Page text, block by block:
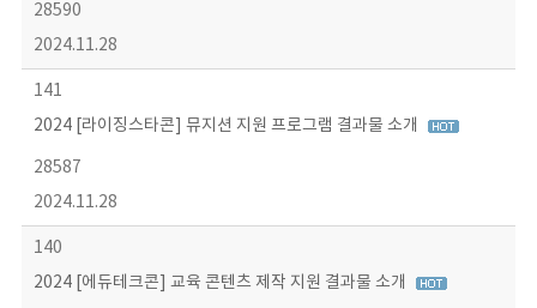
28590
2024.11.28
141
2024 [라이징스타콘] 뮤지션 지원 프로그램 결과물 소개
28587
2024.11.28
140
2024 [에듀테크콘] 교육 콘텐츠 제작 지원 결과물 소개